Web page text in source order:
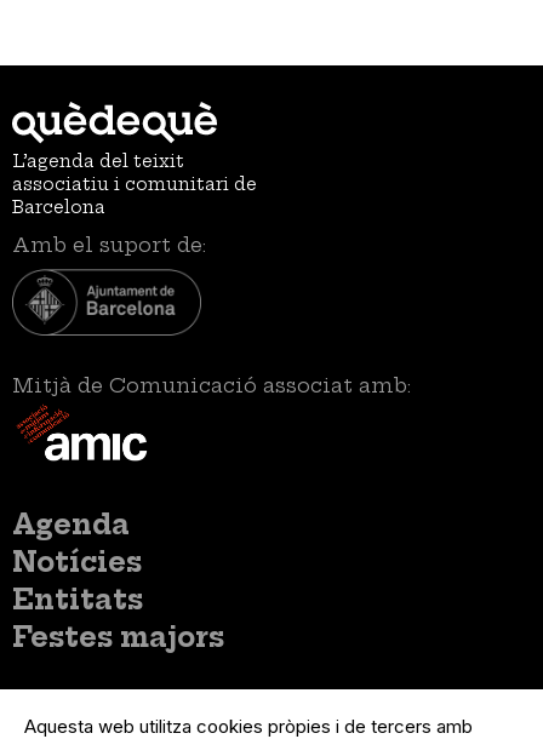
L’agenda del teixit
associatiu i comunitari de
Barcelona
Amb el suport de:
Mitjà de Comunicació associat amb:
Menú
principal
Agenda
Notícies
Entitats
Festes majors
del
Aquesta web utilitza cookies pròpies i de tercers amb